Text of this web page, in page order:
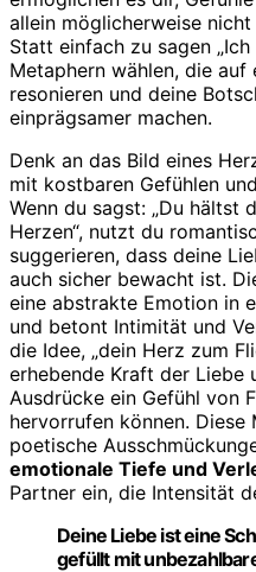
allein möglicherweise
Statt einfach zu sagen
Metaphern wählen, die auf
resonieren und deine
einprägsamer machen.
Denk an das Bild eines
mit kostbaren Gefühlen
Wenn du sagst: „Du hältst
Herzen“, nutzt du
suggerieren, dass deine
auch sicher bewacht ist.
eine abstrakte Emotion in
und betont Intimität und
die Idee, „dein Herz zum
erhebende Kraft der Liebe
Ausdrücke ein Gefühl von
hervorrufen können.
poetische
emotionale Tiefe und
Partner ein, die Intensität
Deine Liebe ist eine
gefüllt mit